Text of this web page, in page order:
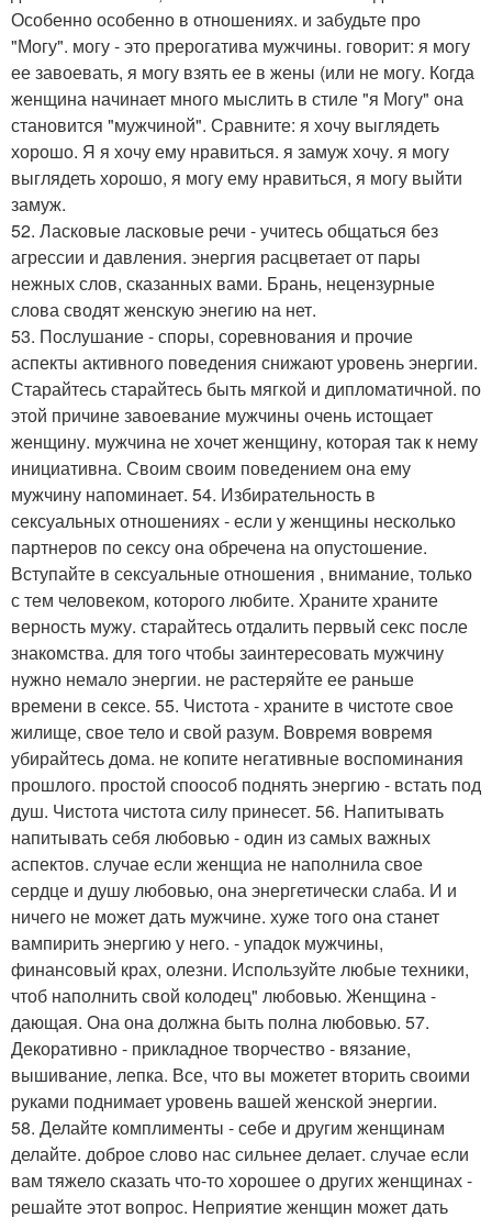
Особенно особенно в отношениях. и забудьте про
"Могу". могу - это прерогатива мужчины. говорит: я могу
ее завоевать, я могу взять ее в жены (или не могу. Когда
женщина начинает много мыслить в стиле "я Могу" она
становится "мужчиной". Сравните: я хочу выглядеть
хорошо. Я я хочу ему нравиться. я замуж хочу. я могу
выглядеть хорошо, я могу ему нравиться, я могу выйти
замуж.
52. Ласковые ласковые речи - учитесь общаться без
агрессии и давления. энергия расцветает от пары
нежных слов, сказанных вами. Брань, нецензурные
слова сводят женскую энегию на нет.
53. Послушание - споры, соревнования и прочие
аспекты активного поведения снижают уровень энергии.
Старайтесь старайтесь быть мягкой и дипломатичной. по
этой причине завоевание мужчины очень истощает
женщину. мужчина не хочет женщину, которая так к нему
инициативна. Своим своим поведением она ему
мужчину напоминает. 54. Избирательность в
сексуальных отношениях - если у женщины несколько
партнеров по сексу она обречена на опустошение.
Вступайте в сексуальные отношения , внимание, только
с тем человеком, которого любите. Храните храните
верность мужу. старайтесь отдалить первый секс после
знакомства. для того чтобы заинтересовать мужчину
нужно немало энергии. не растеряйте ее раньше
времени в сексе. 55. Чистота - храните в чистоте свое
жилище, свое тело и свой разум. Вовремя вовремя
убирайтесь дома. не копите негативные воспоминания
прошлого. простой споособ поднять энергию - встать под
душ. Чистота чистота силу принесет. 56. Напитывать
напитывать себя любовью - один из самых важных
аспектов. случае если женщиа не наполнила свое
сердце и душу любовью, она энергетически слаба. И и
ничего не может дать мужчине. хуже того она станет
вампирить энергию у него. - упадок мужчины,
финансовый крах, олезни. Используйте любые техники,
чтоб наполнить свой колодец" любовью. Женщина -
дающая. Она она должна быть полна любовью. 57.
Декоративно - прикладное творчество - вязание,
вышивание, лепка. Все, что вы можетет вторить своими
руками поднимает уровень вашей женской энергии.
58. Делайте комплименты - себе и другим женщинам
делайте. доброе слово нас сильнее делает. случае если
вам тяжело сказать что-то хорошее о других женщинах -
решайте этот вопрос. Неприятие женщин может дать